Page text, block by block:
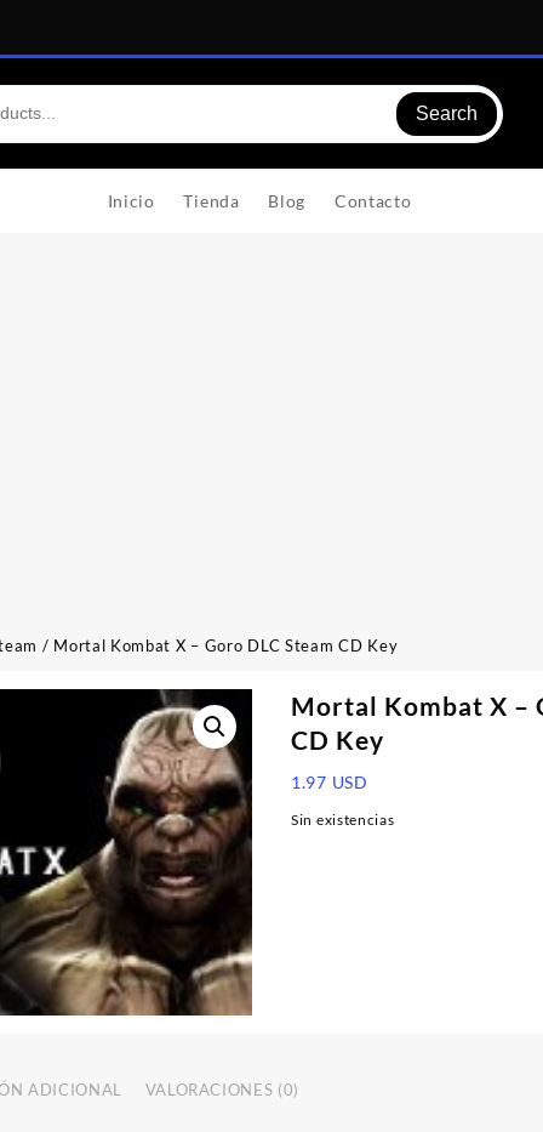
Search
Inicio Tienda Blog Contacto
/ Mortal Kombat X – Goro DLC Steam CD Key
Mortal Kombat X –
CD Key
1.97 USD
Sin existencias
ADICIONAL VALORACIONES (0)